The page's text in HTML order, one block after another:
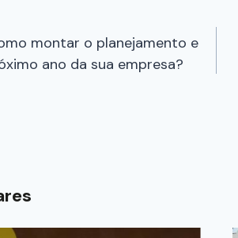
montar o planejamento e
ano da sua empresa?